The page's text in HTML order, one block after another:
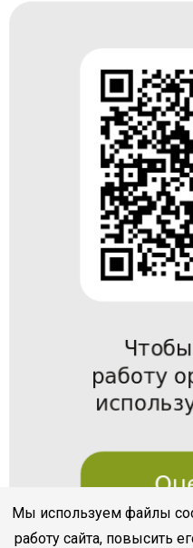
Мы используем файлы
работу сайта, повысить